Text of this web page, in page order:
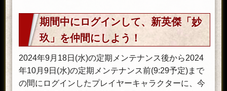
期間中にログインして、新英傑「妙
玖」を仲間にしよう！
2024年9月18日(水)の定期メンテナンス後から2024
年10月9日(水)の定期メンテナンス前(9:29予定)まで
の間にログインしたプレイヤーキャラクターに、今